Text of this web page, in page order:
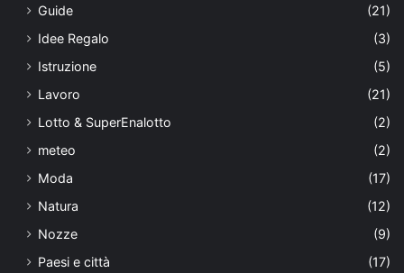
Guide
(21)
Idee Regalo
(3)
Istruzione
(5)
Lavoro
(21)
Lotto & SuperEnalotto
(2)
meteo
(2)
Moda
(17)
Natura
(12)
Nozze
(9)
Paesi e città
(17)